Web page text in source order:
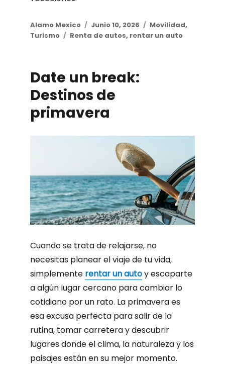
Author
Alamo Mexico
Posted
on
Junio 10, 2026 Categories
Movilidad,
Turismo
Tags
Renta de autos, rentar un auto
Date un break:
Destinos de
primavera
Cuando se trata de relajarse, no
necesitas planear el viaje de tu vida,
simplemente rentar un autoy escaparte
a algún lugar cercano para cambiar lo
cotidiano por un rato. La primavera es
esa excusa perfecta para salir de la
rutina, tomar carretera y descubrir
lugares donde el clima, la naturaleza y los
paisajes están en su mejor momento.